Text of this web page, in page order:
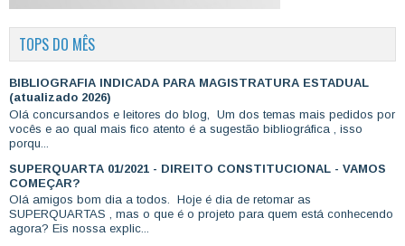
TOPS DO MÊS
BIBLIOGRAFIA INDICADA PARA MAGISTRATURA ESTADUAL
(atualizado 2026)
Olá concursandos e leitores do blog, Um dos temas mais pedidos por
vocês e ao qual mais fico atento é a sugestão bibliográfica , isso
porqu...
SUPERQUARTA 01/2021 - DIREITO CONSTITUCIONAL - VAMOS
COMEÇAR?
Olá amigos bom dia a todos. Hoje é dia de retomar as
SUPERQUARTAS , mas o que é o projeto para quem está conhecendo
agora? Eis nossa explic...